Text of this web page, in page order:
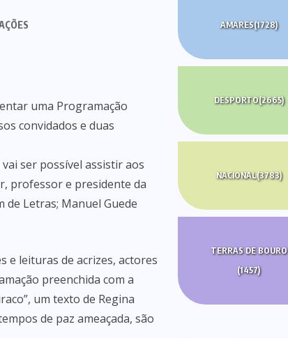
uma Programação
convidados e duas
ser possível assistir aos
professor e presidente da
de Letras; Manuel Guede
e leituras de acrizes, actores
preenchida com a
um texto de Regina
de paz ameaçada, são
AMARES(1728)
DESPORTO(2665)
NACIONAL(3783)
TERRAS DE BOURO
(1457)